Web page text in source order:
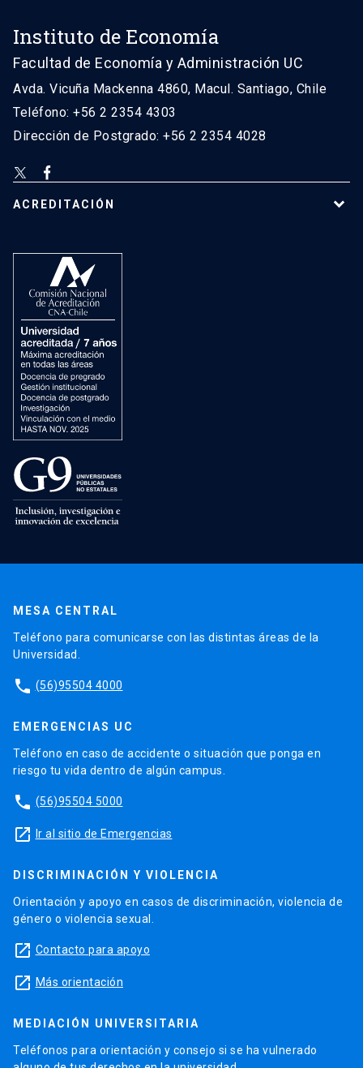
Instituto de Economía
Facultad de Economía y Administración UC
Avda. Vicuña Mackenna 4860, Macul. Santiago, Chile
Teléfono: +56 2 2354 4303
Dirección de Postgrado: +56 2 2354 4028
ACREDITACIÓN
MESA CENTRAL
Teléfono para comunicarse con las distintas áreas de la
Universidad.
phone (56)95504 4000
EMERGENCIAS UC
Teléfono en caso de accidente o situación que ponga en
riesgo tu vida dentro de algún campus.
phone (56)95504 5000
launch Ir al sitio de Emergencias
DISCRIMINACIÓN Y VIOLENCIA
Orientación y apoyo en casos de discriminación, violencia de
género o violencia sexual.
launch Contacto para apoyo
launch Más orientación
MEDIACIÓN UNIVERSITARIA
Teléfonos para orientación y consejo si se ha vulnerado